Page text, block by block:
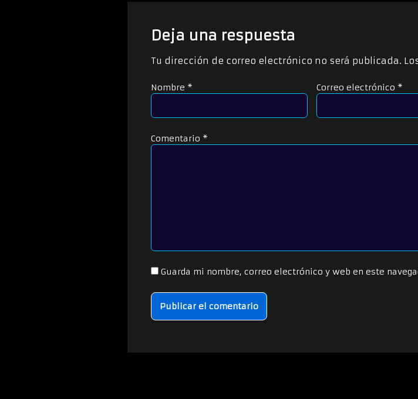
Deja una respuesta
Tu dirección de correo electrónico no será publicada.
Nombre * Correo electrónico *
Comentario *
Guarda mi nombre, correo electrónico y web en este